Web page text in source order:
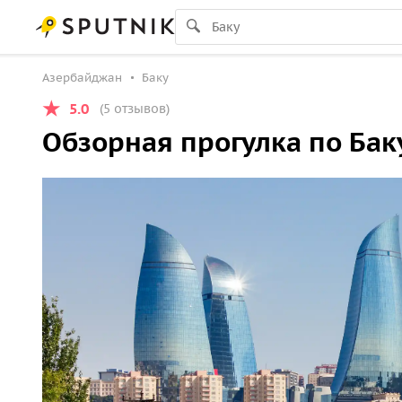
Азербайджан Баку
5.0 (5 отзывов)
Обзорная прогулка по